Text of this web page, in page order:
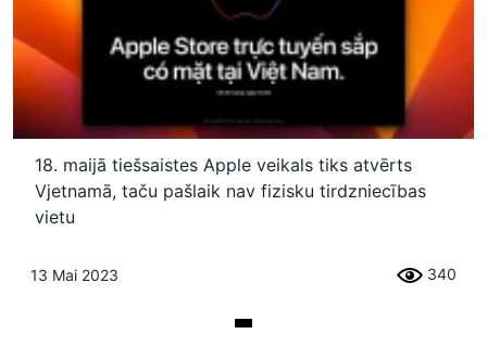
18. maijā tiešsaistes Apple veikals tiks atvērts
Vjetnamā, taču pašlaik nav fizisku tirdzniecības
vietu
13 Mai 2023 340